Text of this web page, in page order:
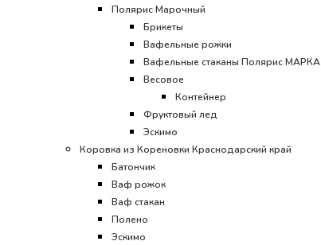
Полярис Марочный
Брикеты
Вафельные рожки
Вафельные стаканы Полярис МАРКА
Весовое
Контейнер
Фруктовый лед
Эскимо
Коровка из Кореновки Краснодарский край
Батончик
Ваф рожок
Ваф стакан
Полено
Эскимо